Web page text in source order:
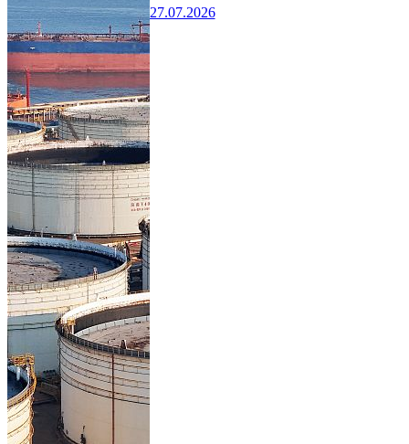
27.07.2026